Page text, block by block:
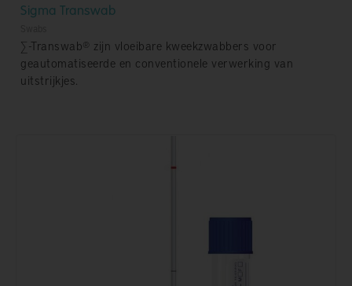
Sigma Transwab
∑-Transwab® zijn vloeibare kweekzwabbers voor
geautomatiseerde en conventionele verwerking van
uitstrijkjes.